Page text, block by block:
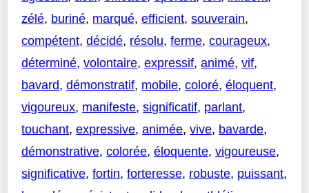
zélé, buriné, marqué,efficient,souverain,
compétent,décidé, résolu,ferme,courageux,
déterminé,volontaire,expressif,animé,vif,
bavard,démonstratif, mobile,coloré,éloquent,
vigoureux, manifeste,significatif, parlant,
touchant,expressive,animée,vive, bavarde,
démonstrative,colorée,éloquente,vigoureuse,
significative,fortin,forteresse, robuste, puissant,